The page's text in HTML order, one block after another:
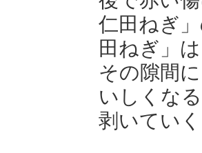
仁田ねぎ
田ねぎ」
その隙間
いしくな
剥いてい